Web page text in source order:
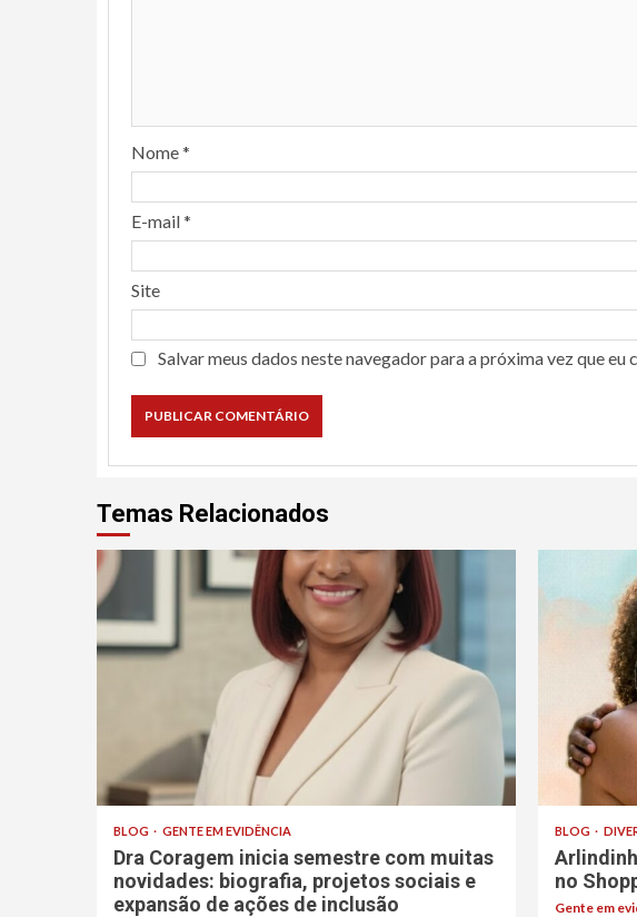
Nome*
E-mail*
Site
Salvar meus dados neste navegador para a próxima vez que eu
Temas Relacionados
BLOG GENTE EM EVIDÊNCIA
Dra Coragem inicia semestre com muitas
novidades: biografia, projetos sociais e
expansão de ações de inclusão
BLOG
no
Gente em